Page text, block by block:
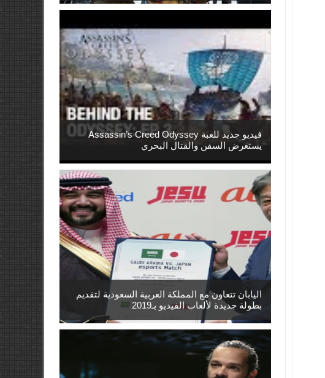
فيديو جديد للعبة Assassin’s Creed Odyssey
يستعرض السفن والقتال البحري
اليابان تتعاون مع المملكة العربية السعودية لتقديم
بطولة جديدة لألعاب الفيديو بـ2019